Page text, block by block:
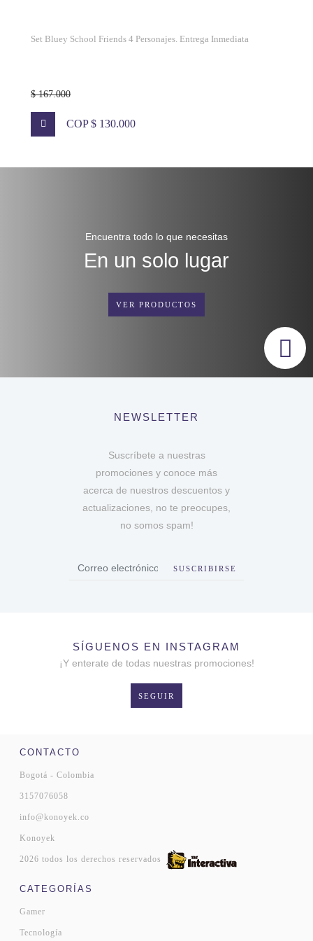
Set Bluey School Friends 4 Personajes. Entrega Inmediata
$ 167.000
COP $ 130.000
Encuentra todo lo que necesitas
En un solo lugar
VER PRODUCTOS
NEWSLETTER
Suscríbete a nuestras
promociones y conoce más
acerca de nuestros descuentos y
actualizaciones, no te preocupes,
no somos spam!
SUSCRIBIRSE
SÍGUENOS EN INSTAGRAM
¡Y enterate de todas nuestras promociones!
SEGUIR
CONTACTO
Bogotá - Colombia
3157076058
info@konoyek.co
Konoyek
2026 todos los derechos reservados
CATEGORÍAS
Gamer
Tecnología